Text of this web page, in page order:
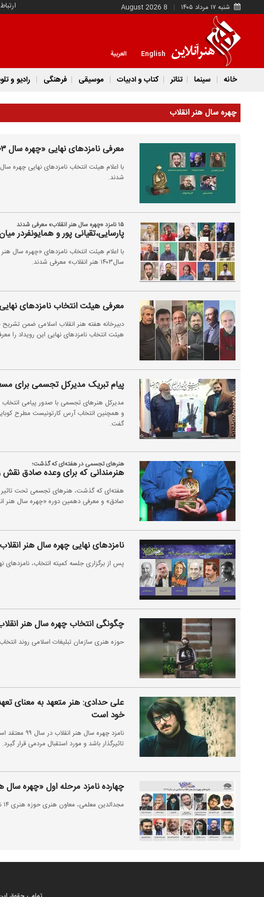
شنبه ۱۷ مرداد ۱۴۰۵ 8 August 2026
English العربية
خانه سینما تئاتر کتاب و ادبیات موسیقی فرهنگی رادیو و
چهره سال هنر انقلاب
معرفی نامزدهای نهایی «چهره سال ۱۴۰۳ هنر انقلاب اسلامی»
شدند.
۱۵ نامزد «چهره سال هنر انقلاب» معرفی شدند
پارسایی،تقیانی پور و همایونفردر
سال۱۴۰۳ هنر انقلاب» معرفی شدند.
معرفی هیئت انتخاب نامزدهای
هیئت انتخاب نامزدهای نهایی این رویداد را
پیام تبریک مدیرکل تجسمی برای
مدیرکل هنرهای تجسمی با صدور پیامی انتخاب
و همچنین انتخاب آرس کارتونیست مطرح
گفت.
هنرهای تجسمی در هفته‌ای که گذشت؛
هنرمندانی که برای وعده صادق
هفته‌ای که گذشت، هنرهای تجسمی تحت تاثیر
صادق» و معرفی دهمین دوره «چهره سال هنر
نامزدهای نهایی چهره سال هنر
پس از برگزاری جلسه کمیته انتخاب، نامزدهای نهایی عنوان «چهره
چگونگی انتخاب چهره سال هنر
حوزه هنری سازمان تبلیغات اسلامی روند
علی حدادی: هنر متعهد به معنای
خود است
نامزد چهره
تاثیرگذار باشد و مورد استقبال مردمی قرار گیرد.
چهارده نامزد مرحله اول «چهره سال
مجدالدین معلمی، معاون هنری حوزه هنری ۱۴ نامزد مرحله اول چهره سال ۱۳۹۹ را معرفی کرد.